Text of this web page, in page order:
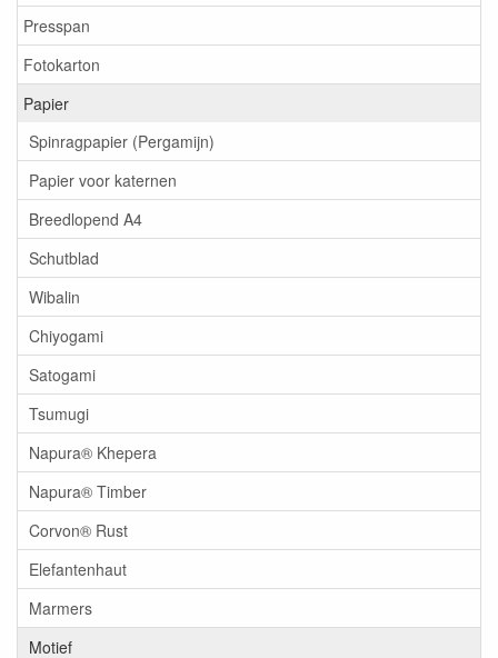
Presspan
Fotokarton
Papier
Spinragpapier (Pergamijn)
Papier voor katernen
Breedlopend A4
Schutblad
Wibalin
Chiyogami
Satogami
Tsumugi
Napura® Khepera
Napura® Timber
Corvon® Rust
Elefantenhaut
Marmers
Motief